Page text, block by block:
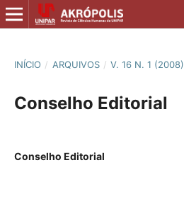
INÍCIO / ARQUIVOS / V. 16 N. 1 (2008)
Conselho Editorial
Conselho Editorial